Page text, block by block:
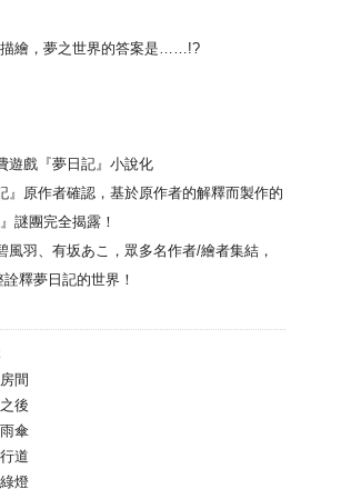
繪，夢之世界的答案是……!?
戲『夢日記』小說化
原作者確認，基於原作者的解釋而製作的
謎團完全揭露！
羽、有坂あこ，眾多名作者/繪者集結，
釋夢日記的世界！
間
後
傘
道
燈